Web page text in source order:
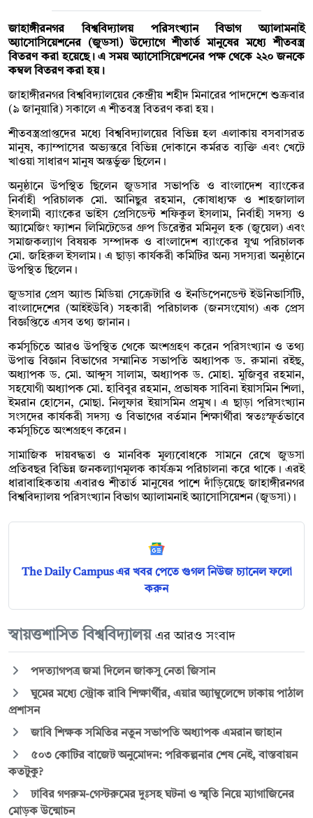
জাহাঙ্গীরনগর বিশ্ববিদ্যালয় পরিসংখ্যান বিভাগ অ্যালামনাই
অ্যাসোসিয়েশনের (জুডসা) উদ্যোগে শীতার্ত মানুষের মধ্যে শীতবস্ত্র
বিতরণ করা হয়েছে। এ সময় অ্যাসোসিয়েশনের পক্ষ থেকে ২২০ জনকে
কম্বল বিতরণ করা হয়।
জাহাঙ্গীরনগর বিশ্ববিদ্যালয়ের কেন্দ্রীয় শহীদ মিনারের পাদদেশে শুক্রবার
(৯ জানুয়ারি) সকালে এ শীতবস্ত্র বিতরণ করা হয়।
শীতবস্ত্রপ্রাপ্তদের মধ্যে বিশ্ববিদ্যালয়ের বিভিন্ন হল এলাকায় বসবাসরত
মানুষ, ক্যাম্পাসের অভ্যন্তরে বিভিন্ন দোকানে কর্মরত ব্যক্তি এবং খেটে
খাওয়া সাধারণ মানুষ অন্তর্ভুক্ত ছিলেন।
অনুষ্ঠানে উপস্থিত ছিলেন জুডসার সভাপতি ও বাংলাদেশ ব্যাংকের
নির্বাহী পরিচালক মো. আনিছুর রহমান, কোষাধ্যক্ষ ও শাহজালাল
ইসলামী ব্যাংকের ভাইস প্রেসিডেন্ট শফিকুল ইসলাম, নির্বাহী সদস্য ও
অ্যামেজিং ফ্যাশন লিমিটেডের গ্রুপ ডিরেক্টর মমিনুল হক (জুয়েল) এবং
সমাজকল্যাণ বিষয়ক সম্পাদক ও বাংলাদেশ ব্যাংকের যুগ্ম পরিচালক
মো. জহিরুল ইসলাম। এ ছাড়া কার্যকরী কমিটির অন্য সদস্যরা অনুষ্ঠানে
উপস্থিত ছিলেন।
জুডসার প্রেস অ্যান্ড মিডিয়া সেক্রেটারি ও ইনডিপেনডেন্ট ইউনিভার্সিটি,
বাংলাদেশের (আইইউবি) সহকারী পরিচালক (জনসংযোগ) এক প্রেস
বিজ্ঞপ্তিতে এসব তথ্য জানান।
কর্মসূচিতে আরও উপস্থিত থেকে অংশগ্রহণ করেন পরিসংখ্যান ও তথ্য
উপাত্ত বিজ্ঞান বিভাগের সম্মানিত সভাপতি অধ্যাপক ড. রুমানা রইছ,
অধ্যাপক ড. মো. আব্দুস সালাম, অধ্যাপক ড. মোহা. মুজিবুর রহমান,
সহযোগী অধ্যাপক মো. হাবিবুর রহমান, প্রভাষক সাবিনা ইয়াসমিন শিলা,
ইমরান হোসেন, মোছা. নিলুফার ইয়াসমিন প্রমুখ। এ ছাড়া পরিসংখ্যান
সংসদের কার্যকরী সদস্য ও বিভাগের বর্তমান শিক্ষার্থীরা স্বতঃস্ফূর্তভাবে
কর্মসূচিতে অংশগ্রহণ করেন।
সামাজিক দায়বদ্ধতা ও মানবিক মূল্যবোধকে সামনে রেখে জুডসা
প্রতিবছর বিভিন্ন জনকল্যাণমূলক কার্যক্রম পরিচালনা করে থাকে। এরই
ধারাবাহিকতায় এবারও শীতার্ত মানুষের পাশে দাঁড়িয়েছে জাহাঙ্গীরনগর
বিশ্ববিদ্যালয় পরিসংখ্যান বিভাগ অ্যালামনাই অ্যাসোসিয়েশন (জুডসা)।
The Daily Campus এর খবর পেতে গুগল নিউজ চ্যানেল ফলো
করুন
স্বায়ত্তশাসিত বিশ্ববিদ্যালয় এর আরও সংবাদ
পদত্যাগপত্র জমা দিলেন জাকসু নেতা জিসান
ঘুমের মধ্যে স্ট্রোক রাবি শিক্ষার্থীর, এয়ার অ্যাম্বুলেন্সে ঢাকায় পাঠাল
প্রশাসন
জাবি শিক্ষক সমিতির নতুন সভাপতি অধ্যাপক এমরান জাহান
৫০৩ কোটির বাজেট অনুমোদন: পরিকল্পনার শেষ নেই, বাস্তবায়ন
কতটুকু?
ঢাবির গণরুম-গেস্টরুমের দুঃসহ ঘটনা ও স্মৃতি নিয়ে ম্যাগাজিনের
মোড়ক উন্মোচন